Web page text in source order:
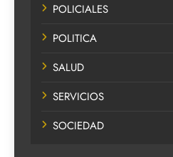
POLICIALES
POLITICA
SALUD
SERVICIOS
SOCIEDAD